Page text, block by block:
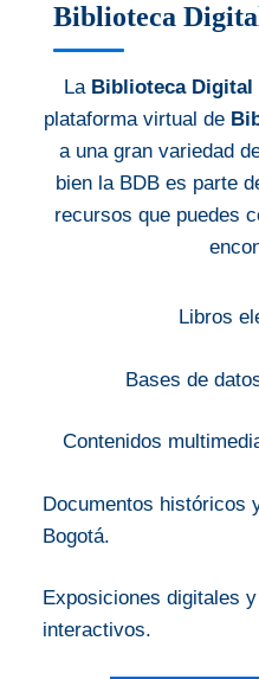
Biblioteca
La Biblioteca Digital
plataforma virtual de
a una gran variedad
bien la BDB es parte
recursos que puedes
Libros
Bases de
Contenidos
Documentos históricos
Bogotá.
Exposiciones digitales
interactivos.